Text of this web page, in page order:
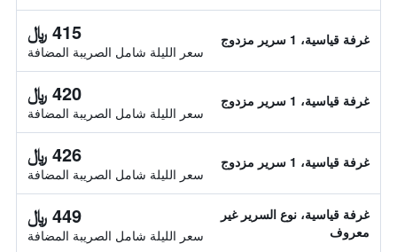
غرفة قياسية، 1 سرير مزدوج 415 ﷼
سعر الليلة شامل الصريبة المضافة
غرفة قياسية، 1 سرير مزدوج 420 ﷼
سعر الليلة شامل الصريبة المضافة
غرفة قياسية، 1 سرير مزدوج 426 ﷼
سعر الليلة شامل الصريبة المضافة
غرفة قياسية، نوع السرير غير
معروف
449 ﷼
سعر الليلة شامل الصريبة المضافة